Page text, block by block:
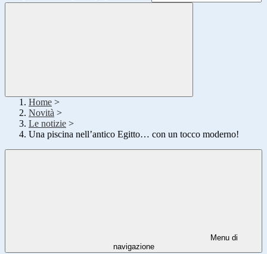
Home >
Novità >
Le notizie >
Una piscina nell’antico Egitto… con un tocco moderno!
Menu di
navigazione